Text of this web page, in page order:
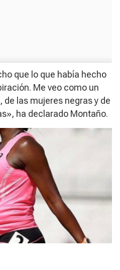
que lo que había hecho
Me veo como un
las mujeres negras y de
ha declarado Montaño.